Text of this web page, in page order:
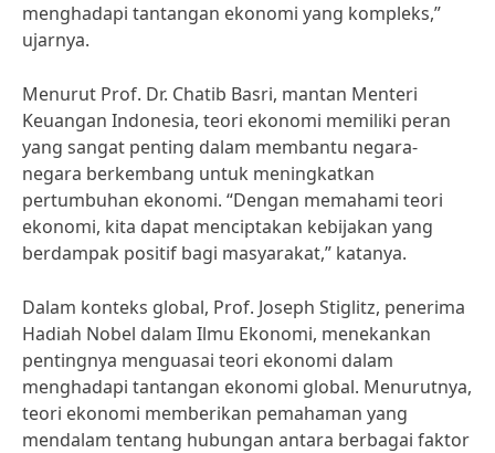
menghadapi tantangan ekonomi yang kompleks,”
ujarnya.
Menurut Prof. Dr. Chatib Basri, mantan Menteri
Keuangan Indonesia, teori ekonomi memiliki peran
yang sangat penting dalam membantu negara-
negara berkembang untuk meningkatkan
pertumbuhan ekonomi. “Dengan memahami teori
ekonomi, kita dapat menciptakan kebijakan yang
berdampak positif bagi masyarakat,” katanya.
Dalam konteks global, Prof. Joseph Stiglitz, penerima
Hadiah Nobel dalam Ilmu Ekonomi, menekankan
pentingnya menguasai teori ekonomi dalam
menghadapi tantangan ekonomi global. Menurutnya,
teori ekonomi memberikan pemahaman yang
mendalam tentang hubungan antara berbagai faktor